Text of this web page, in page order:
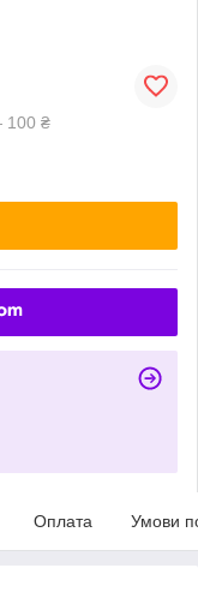
100 ₴
Оплата Умови